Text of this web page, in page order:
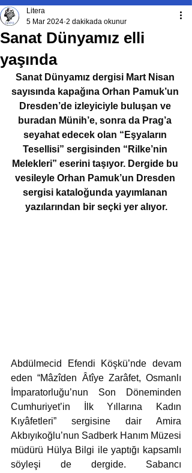
Sanat Dünyamız elli
yaşında
Litera
5 Mar 2024 2 dakikada okunur
Sanat Dünyamız dergisi Mart Nisan
sayısında kapağına Orhan Pamuk’un
Dresden’de izleyiciyle buluşan ve
buradan Münih’e, sonra da Prag’a
seyahat edecek olan “Eşyaların
Tesellisi” sergisinden “Rilke’nin
Melekleri” eserini taşıyor. Dergide bu
vesileyle Orhan Pamuk’un Dresden
sergisi kataloğunda yayımlanan
yazılarından bir seçki yer alıyor.
Abdülmecid Efendi Köşkü’nde devam
eden “Mâzîden Âtîye Zarâfet, Osmanlı
İmparatorluğu’nun Son Döneminden
Cumhuriyet’in İlk Yıllarına Kadın
Kıyâfetleri” sergisine dair Amira
Akbıyıkoğlu’nun Sadberk Hanım Müzesi
müdürü Hülya Bilgi ile yaptığı kapsamlı
söyleşi de dergide. Sabancı